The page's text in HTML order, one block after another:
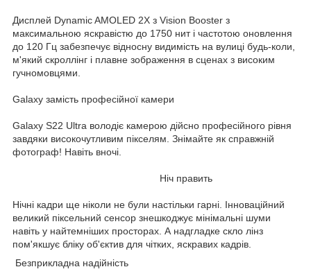
Дисплей Dynamic AMOLED 2X з Vision Booster з
максимальною яскравістю до 1750 нит і частотою оновлення
до 120 Гц забезпечує відносну видимість на вулиці будь-коли,
м'який скроллінг і плавне зображення в сценах з високим
гучномовцями.
Galaxy замість професійної камери
Galaxy S22 Ultra володіє камерою дійсно професійного рівня
завдяки високочутливим пікселям. Знімайте як справжній
фотограф! Навіть вночі.
Ніч править
Нічні кадри ще ніколи не були настільки гарні. Інноваційний
великий піксельний сенсор знешкоджує мінімальні шуми
навіть у найтемніших просторах. А надгладке скло лінз
пом'якшує бліку об'єктив для чітких, яскравих кадрів.
Безприкладна надійність